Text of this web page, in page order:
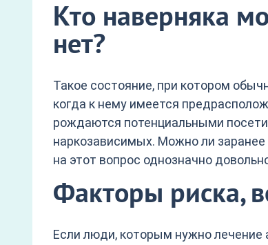
Кто наверняка
нет?
Такое состояние, при котором
когда к нему имеется
рождаются потенциальными
наркозависимых. Можно ли
на этот вопрос однозначно
Факторы риска,
Если люди, которым нужно лечение